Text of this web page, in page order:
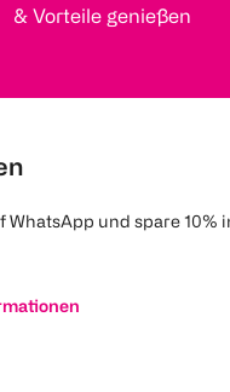
& Vorteile genießen
WhatsApp und spare 10%